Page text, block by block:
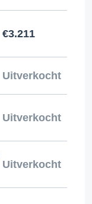
€3.211
Uitverkocht
Uitverkocht
Uitverkocht